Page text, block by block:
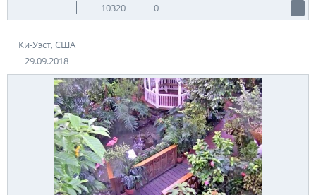
10320 0
Ки-Уэст, США
29.09.2018